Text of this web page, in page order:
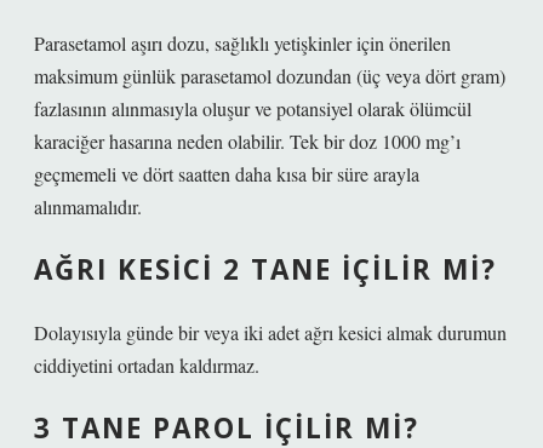
Parasetamol aşırı dozu, sağlıklı yetişkinler için önerilen
maksimum günlük parasetamol dozundan (üç veya dört gram)
fazlasının alınmasıyla oluşur ve potansiyel olarak ölümcül
karaciğer hasarına neden olabilir. Tek bir doz 1000 mg’ı
geçmemeli ve dört saatten daha kısa bir süre arayla
alınmamalıdır.
AĞRI KESICI 2 TANE IÇILIR MI?
Dolayısıyla günde bir veya iki adet ağrı kesici almak durumun
ciddiyetini ortadan kaldırmaz.
3 TANE PAROL IÇILIR MI?